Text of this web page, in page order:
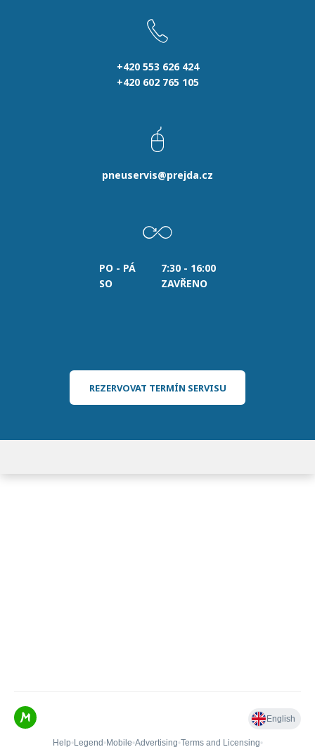
+420 553 626 424
+420 602 765 105
pneuservis@prejda.cz
PO - PÁ
7:30 - 16:00
SO
ZAVŘENO
REZERVOVAT TERMÍN SERVISU